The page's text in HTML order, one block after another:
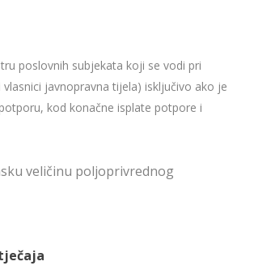
poslovnih subjekata koji se vodi pri
javnopravna tijela) isključivo ako je
kod konačne isplate potpore i
veličinu poljoprivrednog